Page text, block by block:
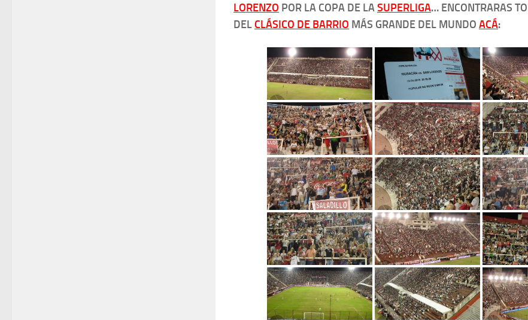
LORENZO POR LA COPA DE LASUPERLIGA… ENCONTRARAS
DEL CLÁSICO DE BARRIO MÁS GRANDE DEL MUNDO ACÁ: